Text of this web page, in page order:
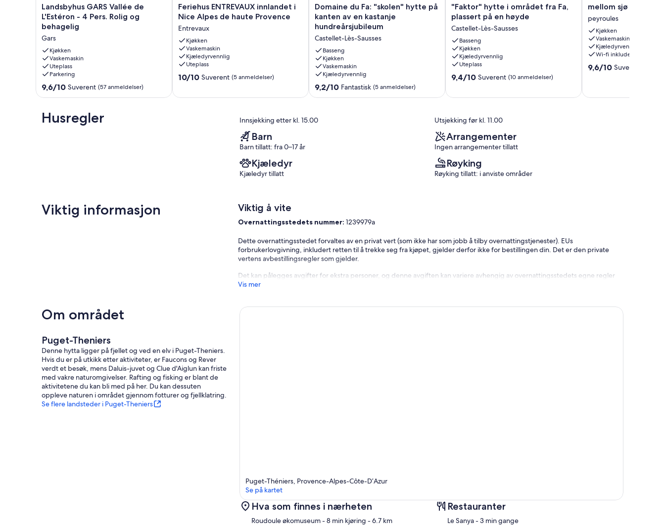
Landsbyhus
GARS
Vallée
de
L'Estéron
-
4
Pers.
Rolig
og
Landsbyhus GARS Vallée de
L'Estéron - 4 Pers. Rolig og
behagelig
Gars
Kjøkken
Vaskemaskin
Uteplass
Parkering
9.6
Suverent,
(57
9,6/10 Suverent (57 anmeldelser)
Feriehus
ENTREVAUX
innlandet
i
Nice
Alpes
de
haute
Provence
Feriehus ENTREVAUX innlandet i
Nice Alpes de haute Provence
Entrevaux
Kjøkken
Vaskemaskin
Kjæledyrvennlig
Uteplass
10.0
10/10 Suverent (5 anmeldelser)
Domaine
du
Fa:
"skolen"
hytte
på
kanten
av
en
kastanje
Sausses
Domaine du Fa: "skolen" hytte på
kanten av en kastanje
hundreårsjubileum
Castellet-Lès-Sausses
Basseng
Kjøkken
Vaskemaskin
Kjæledyrvennlig
9.2
(5
9,2/10 Fantastisk (5 anmeldelser)
"Faktor"
hytte
i
området
fra
Fa,
plassert
på
en
"Faktor" hytte i området fra Fa,
plassert på en høyde
Castellet-Lès-Sausses
Basseng
Kjøkken
Kjæledyrvennlig
Uteplass
9.4
anmeldelser)
9,4/10 Suverent (10 anmeldelser)
mellom
og
fjell
peyroules
mellom sjø og fjell
peyroules
Kjøkken
Vaskemaskin
Kjæledyrvennlig
Wi-fi inkludert
9.6
9,6/10 Suverent
Husregler Innsjekking etter kl. 15.00 Utsjekking før kl. 11.00
Barn
Barn tillatt: fra 0–17 år
Arrangementer
Ingen arrangementer tillatt
Kjæledyr
Kjæledyr tillatt
Røyking
Røyking tillatt: i anviste områder
Viktig informasjon Viktig å vite
Overnattingsstedets nummer:1239979a
Dette overnattingsstedet forvaltes av en privat vert (som ikke har som jobb å tilby overnattingstjenester). EUs
forbrukerlovgivning, inkludert retten til å trekke seg fra kjøpet, gjelder derfor ikke for bestillingen din. Det er den private
vertens avbestillingsregler som gjelder.
Det kan pålegges avgifter for ekstra personer, og denne avgiften kan variere avhengig av overnattingsstedets egne regler
Vis mer
Om området
Puget-Theniers
Denne hytta ligger på fjellet og ved en elv i Puget-Theniers.
Hvis du er på utkikk etter aktiviteter, er Faucons og Rever
verdt et besøk, mens Daluis-juvet og Clue d'Aiglun kan friste
med vakre naturomgivelser. Rafting og fisking er blant de
aktivitetene du kan bli med på her. Du kan dessuten
oppleve naturen i området gjennom fotturer og fjellklatring.
Se flere landsteder i Puget-Theniers
Puget-Théniers, Provence-Alpes-Côte-D’Azur
Se på kartet
Hva som finnes i nærheten
Roudoule økomuseum- 8 min kjøring - 6.7 km
Restauranter
‪Le Sanya - ‬3 min gange